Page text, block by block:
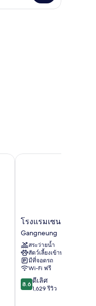
โรงแรม
เซนต์
จอห์นส
Gangneung
โรงแรมเซนต์จอห์นส
Gangneung
สระว่ายน้ำ
สัตว์เลี้ยงเข้าพักได้
มีที่จอดรถ
Wi-Fi ฟรี
8.6
จาก
8.6 ดีเลิศ
1,629 รีวิว
โรงแรมเซนต์จอห์นส